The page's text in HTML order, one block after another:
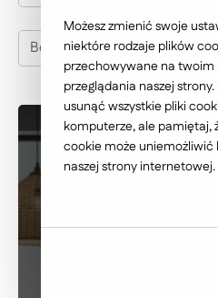
Bokaro Salony Łazienek
Możesz zmienić swoje
niektóre rodzaje plików
przechowywane na
przeglądania naszej
usunąć wszystkie pliki
komputerze, ale pamiętaj,
cookie może uniemożliwić
naszej strony internetowej.